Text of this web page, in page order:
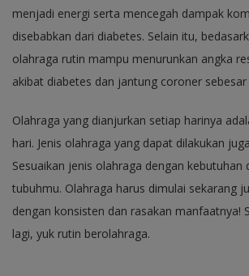
menjadi energi serta mencegah dampak
disebabkan dari diabetes. Selain itu,
olahraga rutin mampu menurunkan angka
akibat diabetes dan jantung coroner sebesar
Olahraga yang dianjurkan setiap harinya
hari. Jenis olahraga yang dapat dilakukan
Sesuaikan jenis olahraga dengan kebutuhan
tubuhmu. Olahraga harus dimulai sekarang
dengan konsisten dan rasakan manfaatnya!
lagi, yuk rutin berolahraga.